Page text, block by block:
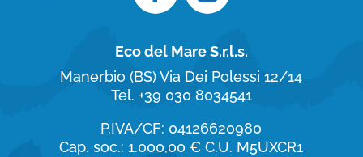
Eco del Mare S.r.l.s.
Manerbio (BS)Via Dei Polessi 12/14
Tel. +39 030 8034541
P.IVA/CF: 04126620980
Cap. soc.: 1.000,00 €C.U. M5UXCR1